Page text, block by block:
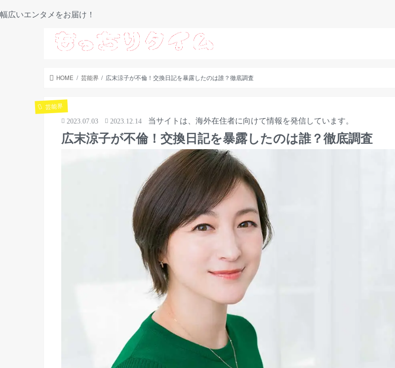
幅広いエンタメをお届け！
HOME 芸能界 広末涼子が不倫！交換日記を暴露したのは誰？徹底調査
芸能界
2023.07.03 2023.12.14 当サイトは、海外在住者に向けて情報を発信しています。
広末涼子が不倫！交換日記を暴露したのは誰？徹底調査